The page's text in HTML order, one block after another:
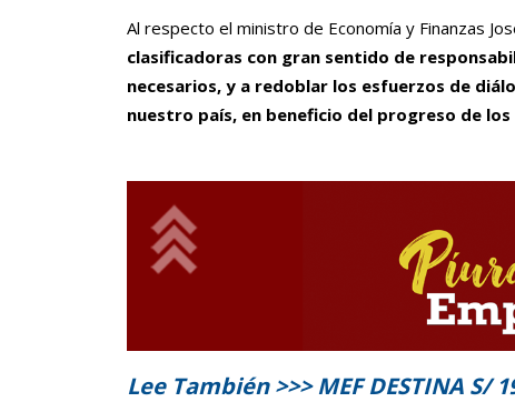
Al respecto el ministro de Economía y Finanzas
clasificadoras con gran sentido de
necesarios, y a redoblar los esfuerzos de
nuestro país, en beneficio del progreso de los
Lee También >>> MEF DESTINA S/